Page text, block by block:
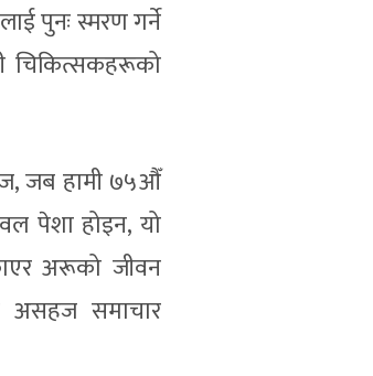
पुनः स्मरण गर्ने
चिकित्सकहरूको
आज, जब हामी ७५औँ
पेशा होइन, यो
अरूको जीवन
असहज समाचार